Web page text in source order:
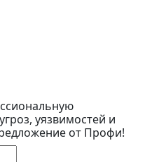
уязвимостей и
от Профи!